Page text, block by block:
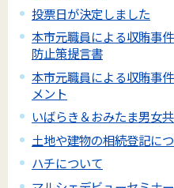
投票日が決定しました
本市元職員による収賄事
防止策提言書
本市元職員による収賄事
メント
いばらき＆おみたま男女
土地や建物の相続登記に
ハチについて